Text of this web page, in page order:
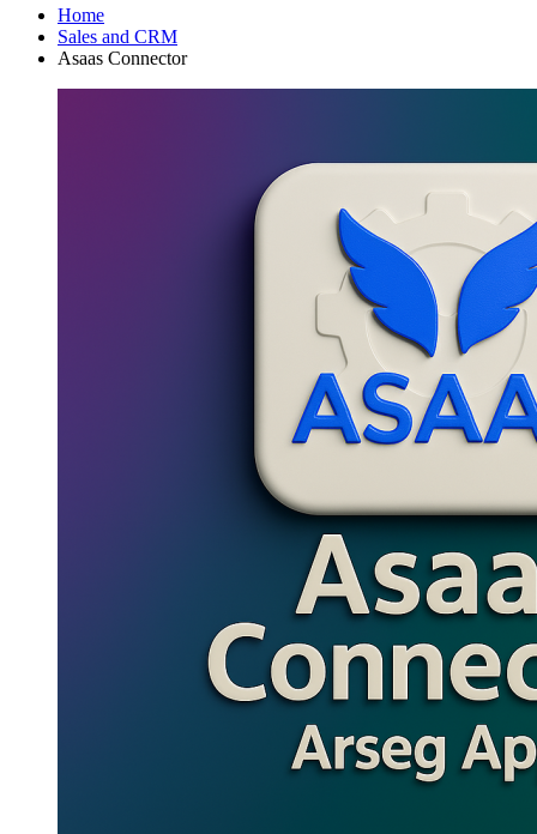
Home
Sales and CRM
Asaas Connector